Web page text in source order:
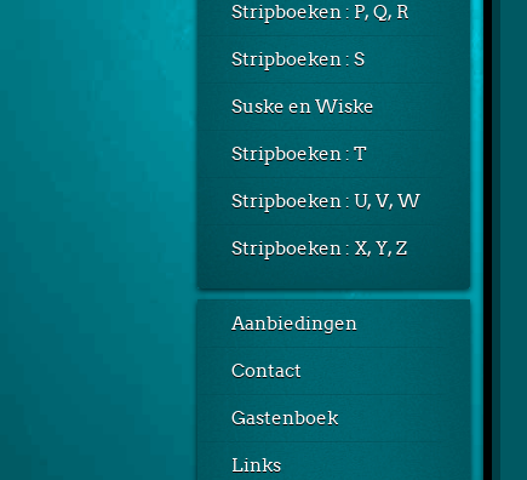
Stripboeken : P, Q, R
Stripboeken : S
Suske en Wiske
Stripboeken : T
Stripboeken : U, V, W
Stripboeken : X, Y, Z
Aanbiedingen
Contact
Gastenboek
Links